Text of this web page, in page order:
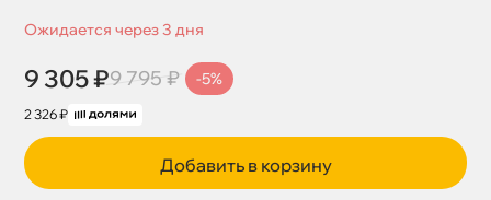
Ожидается через 3 дня
9 305 ₽9 795 ₽ -5%
2 326 ₽
Добавить в корзину